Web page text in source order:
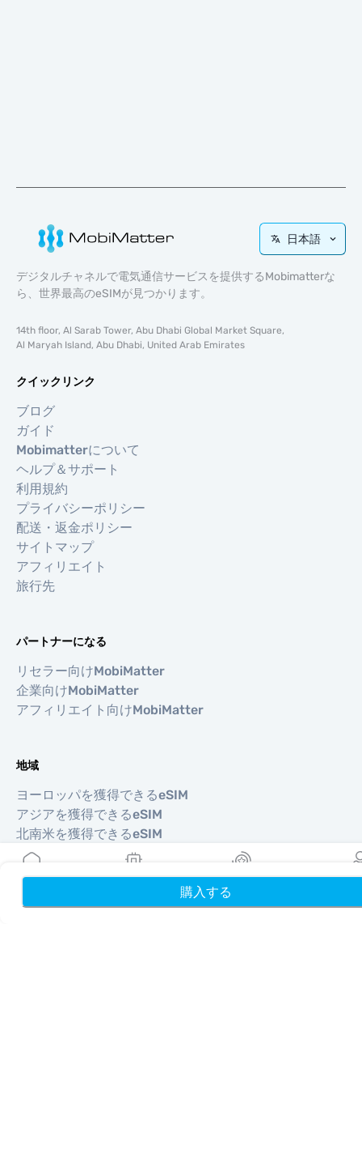
購入する
日本語
デジタルチャネルで電気通信サービスを提供するMobimatterな
ら、世界最高のeSIMが見つかります。
14th floor, Al Sarab Tower, Abu Dhabi Global Market Square,
Al Maryah Island, Abu Dhabi, United Arab Emirates
クイックリンク
ブログ
ガイド
Mobimatterについて
ヘルプ＆サポート
利用規約
プライバシーポリシー
配送・返金ポリシー
サイトマップ
アフィリエイト
旅行先
パートナーになる
リセラー向けMobiMatter
企業向けMobiMatter
アフィリエイト向けMobiMatter
地域
ヨーロッパを獲得できるeSIM
アジアを獲得できるeSIM
北南米を獲得できるeSIM
中東を獲得できるeSIM
リワード